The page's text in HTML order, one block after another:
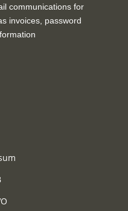
communications for
invoices, password